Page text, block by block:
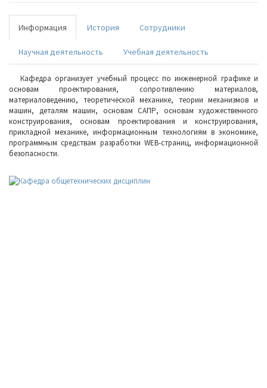
Информация История Сотрудники
Научная деятельность Учебная деятельность
Кафедра организует учебный процесс по инженерной графике и
основам проектирования, сопротивлению материалов,
материаловедению, теоретической механике, теории механизмов и
машин, деталям машин, основам САПР, основам художественного
конструирования, основам проектирования и конструирования,
прикладной механике, информационным технологиям в экономике,
программным средствам разработки WEB-страниц, информационной
безопасности.